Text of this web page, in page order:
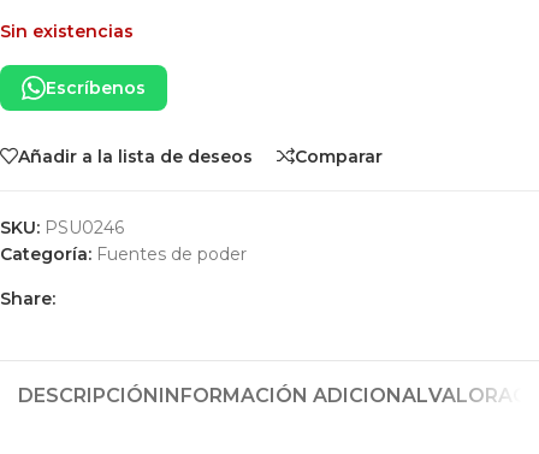
Sin existencias
Escríbenos
Añadir a la lista de deseos Comparar
SKU: PSU0246
Categoría: Fuentes de poder
Share:
DESCRIPCIÓN INFORMACIÓN ADICIONAL